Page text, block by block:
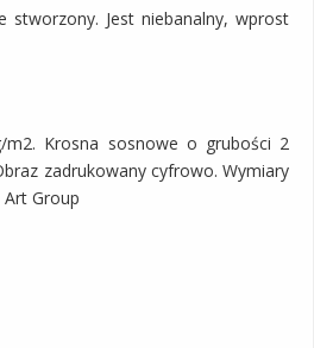
stworzony. Jest niebanalny, wprost
m2. Krosna sosnowe o grubości 2
zadrukowany cyfrowo. Wymiary
Group